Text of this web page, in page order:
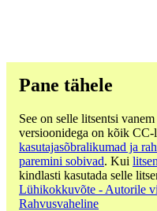
Pane tähele
See on selle litsentsi
versioonidega on kõik
kasutajasõbralikumad ja
paremini sobivad. Kui
kindlasti kasutada selle
Lühikokkuvõte - Autorile
Rahvusvaheline